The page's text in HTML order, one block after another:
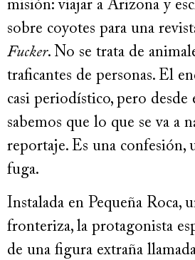
misión: viajar a Arizona y
sobre coyotes para una
Fucker. No se trata de
traficantes de personas. El
casi periodístico, pero
sabemos que lo que se va a
reportaje. Es una confesión,
fuga.
Instalada en Pequeña Roca,
fronteriza, la protagonista
de una figura extraña